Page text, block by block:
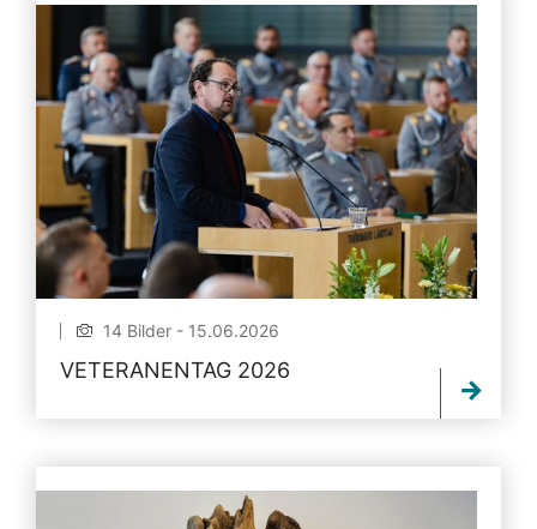
14 Bilder - 15.06.2026
VETERANENTAG 2026